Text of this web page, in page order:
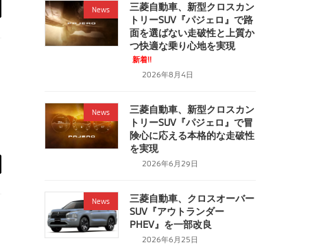
News
三菱自動車、新型クロスカン
トリーSUV『パジェロ』で路
面を選ばない走破性と上質か
つ快適な乗り心地を実現
新着!!
2026年8月4日
News
三菱自動車、新型クロスカン
トリーSUV『パジェロ』で冒
険心に応える本格的な走破性
を実現
2026年6月29日
News
三菱自動車、クロスオーバー
SUV『アウトランダー
PHEV』を一部改良
2026年6月25日